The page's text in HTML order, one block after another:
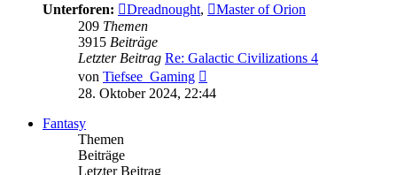
Unterforen:
Dreadnought,
Master of Orion
209 Themen
3915 Beiträge
Letzter Beitrag Re: Galactic Civilizations 4
von Tiefsee_Gaming
Beitrag
28. Oktober 2024, 22:44
Fantasy
Themen
Beiträge
Letzter Beitrag